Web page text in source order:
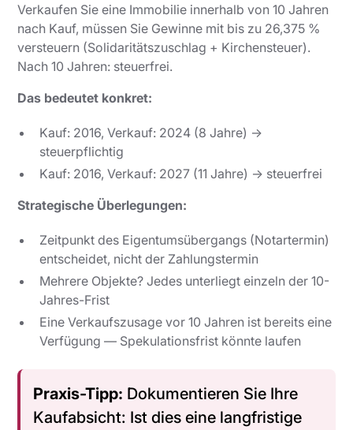
Verkaufen Sie eine Immobilie innerhalb von 10 Jahren
nach Kauf, müssen Sie Gewinne mit bis zu 26,375 %
versteuern (Solidaritätszuschlag + Kirchensteuer).
Nach 10 Jahren: steuerfrei.
Das bedeutet konkret:
Kauf: 2016, Verkauf: 2024 (8 Jahre) →
steuerpflichtig
Kauf: 2016, Verkauf: 2027 (11 Jahre) → steuerfrei
Strategische Überlegungen:
Zeitpunkt des Eigentumsübergangs (Notartermin)
entscheidet, nicht der Zahlungstermin
Mehrere Objekte? Jedes unterliegt einzeln der 10-
Jahres-Frist
Eine Verkaufszusagevor 10 Jahren ist bereits eine
Verfügung — Spekulationsfrist könnte laufen
Praxis-Tipp: Dokumentieren Sie Ihre
Kaufabsicht: Ist dies eine langfristige